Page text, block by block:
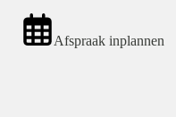
Afspraak inplannen